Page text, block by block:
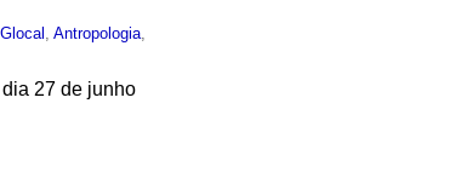
Glocal ,Antropologia,
27 de junho